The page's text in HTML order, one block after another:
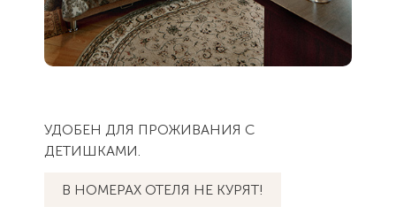
УДОБЕН ДЛЯ ПРОЖИВАНИЯ С
ДЕТИШКАМИ.
В НОМЕРАХ ОТЕЛЯ НЕ КУРЯТ!